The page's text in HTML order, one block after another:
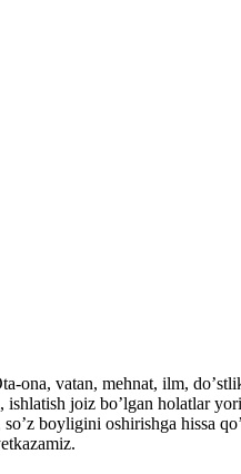
ona, vatan, mehnat, ilm,
joiz boʼlgan holatlar
boyligini oshirishga hissa